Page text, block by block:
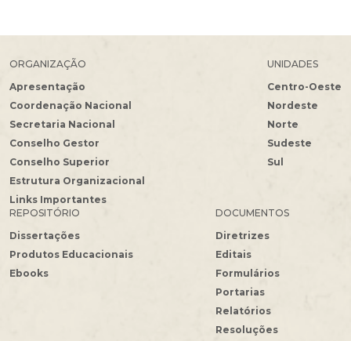
ORGANIZAÇÃO
Apresentação
Coordenação Nacional
Secretaria Nacional
Conselho Gestor
Conselho Superior
Estrutura Organizacional
Links Importantes
UNIDADES
Centro-Oeste
Nordeste
Norte
Sudeste
Sul
REPOSITÓRIO
Dissertações
Produtos Educacionais
Ebooks
DOCUMENTOS
Diretrizes
Editais
Formulários
Portarias
Relatórios
Resoluções